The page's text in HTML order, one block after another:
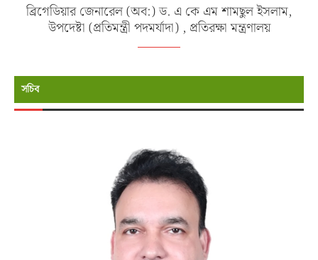
ব্রিগেডিয়ার জেনারেল (অব:) ড. এ কে এম শামছুল ইসলাম,
উপদেষ্টা (প্রতিমন্ত্রী পদমর্যাদা) , প্রতিরক্ষা মন্ত্রণালয়
সচিব